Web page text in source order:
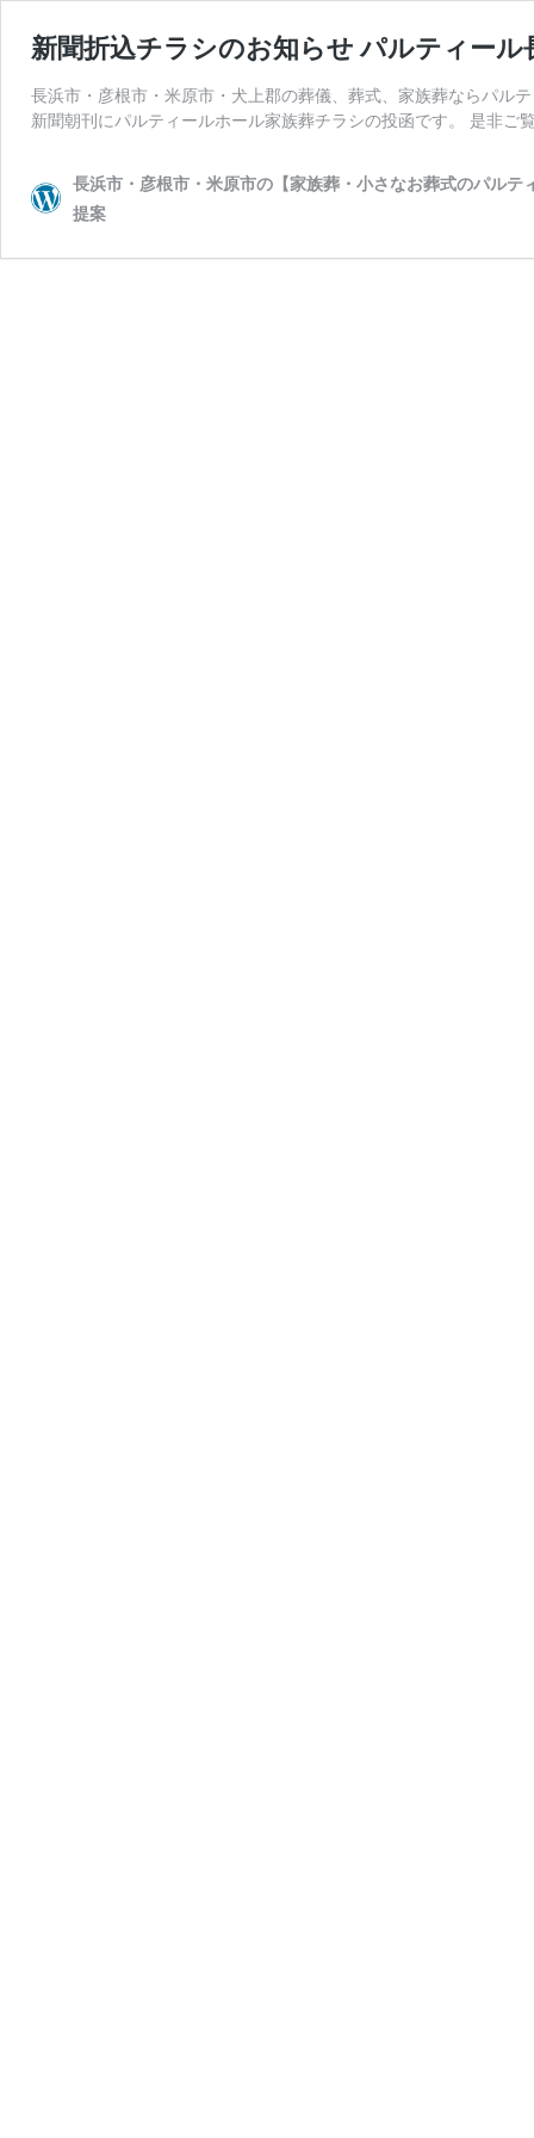
新聞折込チラシのお知らせ パルティー
長浜市・彦根市・米原市・犬上郡の葬儀、葬式、家族葬ならパ
新聞朝刊にパルティールホール家族葬チラシの投函です。 是非
長浜市・彦根市・米原市の【家族葬・小さなお葬式のパル
提案